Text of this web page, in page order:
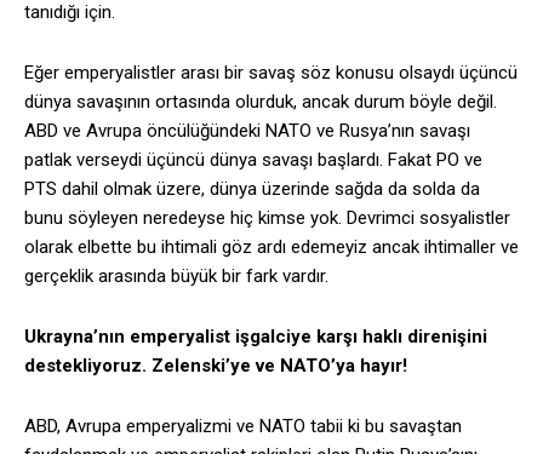
tanıdığı için.
Eğer emperyalistler arası bir savaş söz konusu olsaydı üçüncü
dünya savaşının ortasında olurduk, ancak durum böyle değil.
ABD ve Avrupa öncülüğündeki NATO ve Rusya’nın savaşı
patlak verseydi üçüncü dünya savaşı başlardı. Fakat PO ve
PTS dahil olmak üzere, dünya üzerinde sağda da solda da
bunu söyleyen neredeyse hiç kimse yok. Devrimci sosyalistler
olarak elbette bu ihtimali göz ardı edemeyiz ancak ihtimaller ve
gerçeklik arasında büyük bir fark vardır.
Ukrayna’nın emperyalist işgalciye karşı haklı direnişini
destekliyoruz. Zelenski’ye ve NATO’ya hayır!
ABD, Avrupa emperyalizmi ve NATO tabii ki bu savaştan